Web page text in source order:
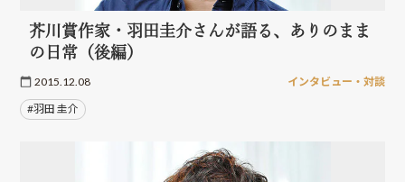
芥川賞作家・羽田圭介さんが語る、ありのまま
の日常（後編）
2015.12.08 インタビュー・対談
#羽田 圭介